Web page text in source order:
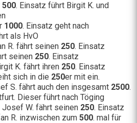
500. Einsatz führt Birgit K. und
1000. Einsatz geht nach
als HvO
R. fährt seinen 250. Einsatz
seinen 250. Einsatz
K. fährt ihren 250. Einsatz
sich in die 250er mit ein.
S. fährt auch den insgesamt 2500.
Dieser führt nach Töging
Josef W. fährt seinen 250. Einsatz
R. inzwischen zum 500. mal für